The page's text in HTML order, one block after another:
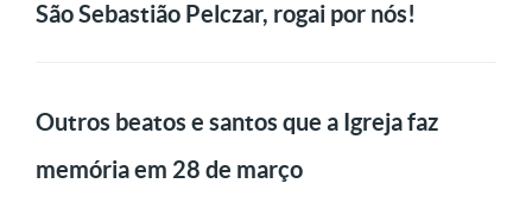
São Sebastião Pelczar, rogai por nós!
Outros beatos e santos que a Igreja faz
memória em 28 de março